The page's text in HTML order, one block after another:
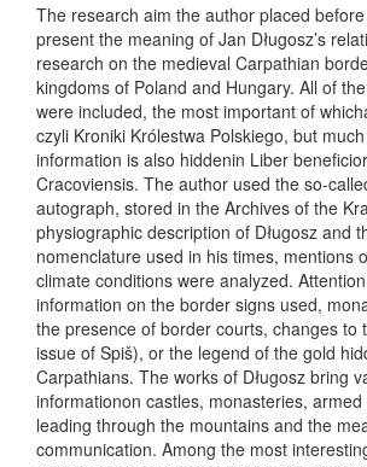
The research aim the author placed
present the meaning of Jan Długosz’s
research on the medieval Carpathian
kingdoms of Poland and Hungary. All of the
were included, the most important of
czyli Kroniki Królestwa Polskiego, but
information is also hiddenin Liber
Cracoviensis. The author used the so-
autograph, stored in the Archives of the
physiographic description of Długosz and
nomenclature used in his times, mentions
climate conditions were analyzed.
information on the border signs used,
the presence of border courts, changes to
issue of Spiš), or the legend of the gold
Carpathians. The works of Długosz bring
informationon castles, monasteries,
leading through the mountains and the
communication. Among the most